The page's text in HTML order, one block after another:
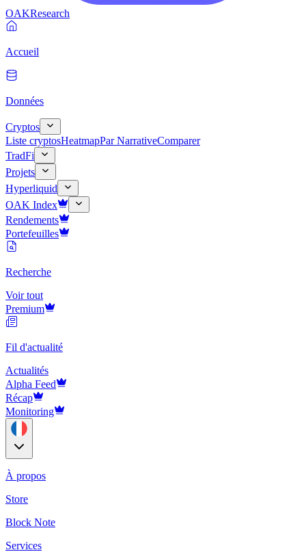
OAKResearch
Accueil
Données
Cryptos
Liste cryptosHeatmapPar NarrativeComparer
TradFi
Projets
Hyperliquid
OAK Index
Rendements
Portefeuilles
Recherche
Voir tout
Premium
Fil d'actualité
Actualités
Alpha Feed
Récap
Monitoring
À propos
Store
Block Note
Services